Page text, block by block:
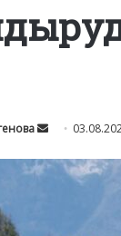
Send
email